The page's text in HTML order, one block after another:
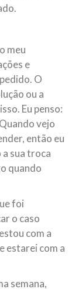
meu
e
O
ou a
Eu penso:
vejo
então eu
sua troca
quando
foi
o caso
com a
estarei com a
semana,